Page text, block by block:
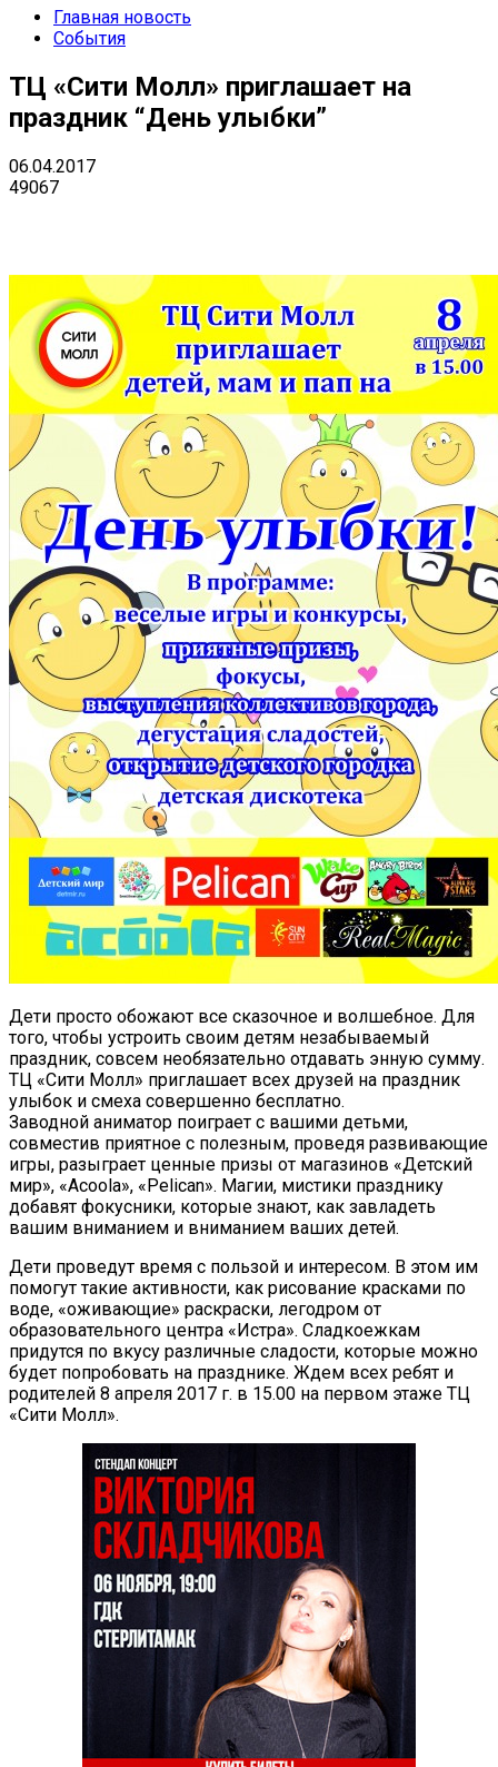
Главная новость
События
ТЦ «Сити Молл» приглашает на
праздник “День улыбки”
06.04.2017
49067
Дети просто обожают все сказочное и волшебное. Для
того, чтобы устроить своим детям незабываемый
праздник, совсем необязательно отдавать энную сумму.
ТЦ «Сити Молл» приглашает всех друзей на праздник
улыбок и смеха совершенно бесплатно.
Заводной аниматор поиграет с вашими детьми,
совместив приятное с полезным, проведя развивающие
игры, разыграет ценные призы от магазинов «Детский
мир», «Acoola», «Pelican». Магии, мистики празднику
добавят фокусники, которые знают, как завладеть
вашим вниманием и вниманием ваших детей.
Дети проведут время с пользой и интересом. В этом им
помогут такие активности, как рисование красками по
воде, «оживающие» раскраски, легодром от
образовательного центра «Истра». Сладкоежкам
придутся по вкусу различные сладости, которые можно
будет попробовать на празднике. Ждем всех ребят и
родителей 8 апреля 2017 г. в 15.00 на первом этаже ТЦ
«Сити Молл».